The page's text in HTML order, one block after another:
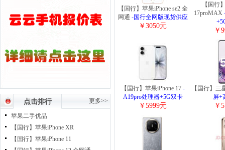
点击排行 更多>>
苹果二手优品
【国行】苹果iPhone XR
【国行】苹果iPhone 11
【国行】苹果iPhone se2 全
网通 -国行全网版现货供应
￥3050元
【国行
17proMAX
￥
【国行】苹果iPhone 17 -
A19pro处理器+5G双卡
￥5999元
【国行】三
屏+
￥